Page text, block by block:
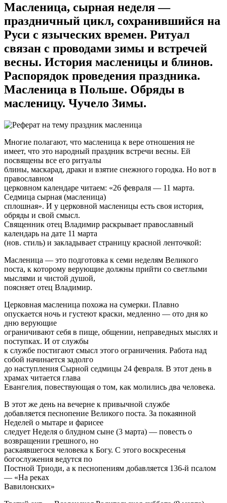
Масленица, сырная неделя —
праздничный цикл, сохранившийся на
Руси с языческих времен. Ритуал
связан с проводами зимы и встречей
весны. История масленицы и блинов.
Распорядок проведения праздника.
Масленица в Польше. Обряды в
масленицу. Чучело Зимы.
Многие полагают, что масленица к вере отношения не
имеет, что это народный праздник встречи весны. Ей
посвящены все его ритуалы
блины, маскарад, драки и взятие снежного городка. Но вот в
православном
церковном календаре читаем: «26 февраля — 11 марта.
Седмица сырная (масленица)
сплошная». И у церковной масленицы есть своя история,
обряды и свой смысл.
Священник отец Владимир раскрывает православный
календарь на дате 11 марта
(нов. стиль) и закладывает страницу красной ленточкой:
Масленица — это подготовка к семи неделям Великого
поста, к которому верующие должны прийти со светлыми
мыслями и чистой душой,
поясняет отец Владимир.
Церковная масленица похожа на сумерки. Плавно
опускается ночь и густеют краски, медленно — ото дня ко
дню верующие
ограничивают себя в пище, общении, неправедных мыслях и
поступках. И от службы
к службе постигают смысл этого ограничения. Работа над
собой начинается задолго
до наступления Сырной седмицы 24 февраля. В этот день в
храмах читается глава
Евангелия, повествующая о том, как молились два человека.
В этот же день на вечерне к привычной службе
добавляется песнопение Великого поста. За покаянной
Неделей о мытаре и фарисее
следует Неделя о блудном сыне (3 марта) — повесть о
возвращении грешного, но
раскаявшегося человека к Богу. С этого воскресенья
богослужения ведутся по
Постной Триоди, а к песнопениям добавляется 136-й псалом
— «На реках
Вавилонских»